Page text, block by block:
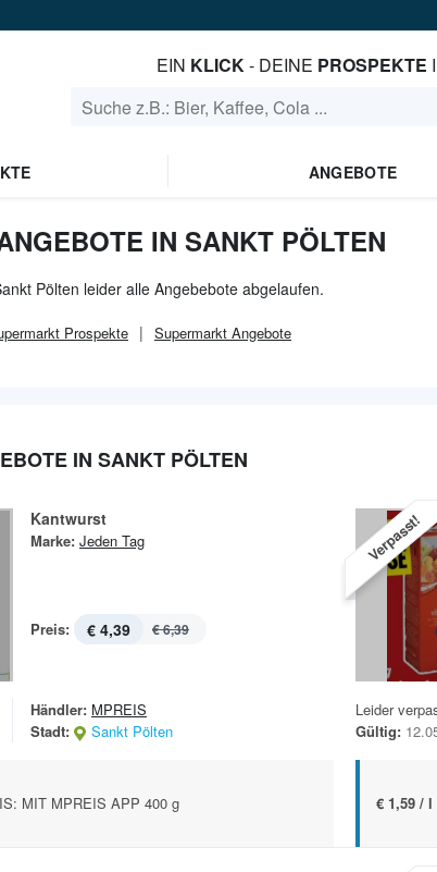
EIN KLICK- DEINE PROSPEKTE
ANGEBOTE
IN SANKT PÖLTEN
Pölten leider alle Angebebote abgelaufen.
Prospekte Supermarkt Angebote
IN SANKT PÖLTEN
Kantwurst
Marke: Jeden Tag
Preis: € 4,39 € 6,39
Händler: MPREIS
Stadt:
Sankt Pölten
MIT MPREIS APP 400 g
Verpasst!
Leider
Gültig:
€ 1,59 / l